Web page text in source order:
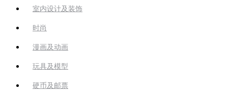
室内设计及装饰
时尚
漫画及动画
玩具及模型
硬币及邮票